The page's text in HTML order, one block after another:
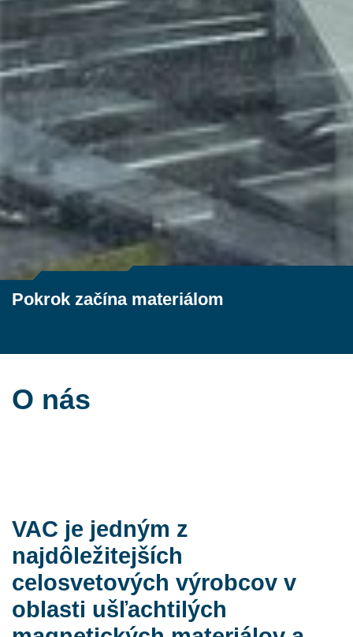
Pokrok začína materiálom
O nás
VAC je jedným z
najdôležitejších
celosvetových výrobcov v
oblasti ušľachtilých